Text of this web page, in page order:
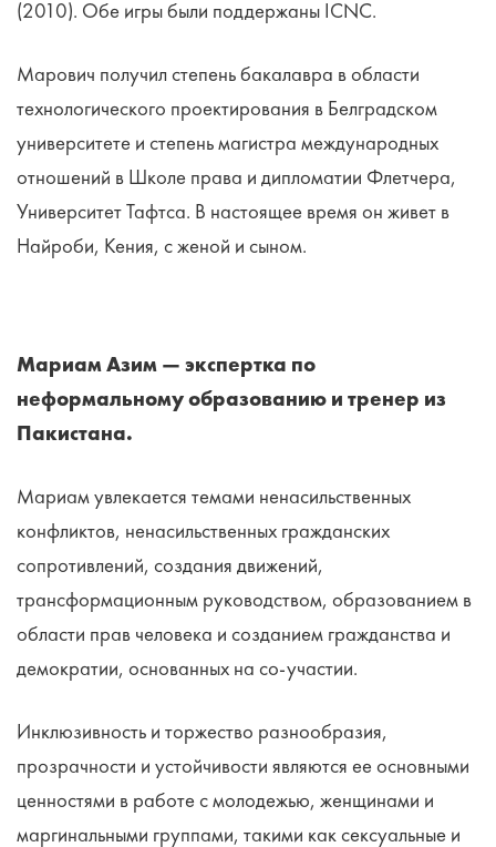
(2010). Обе игры были поддержаны ICNC.
Марович получил степень бакалавра в области
технологического проектирования в Белградском
университете и степень магистра международных
отношений в Школе права и дипломатии Флетчера,
Университет Тафтса. В настоящее время он живет в
Найроби, Кения, с женой и сыном.
Мариам Азим — экспертка по
неформальному образованию и тренер из
Пакистана.
Мариам увлекается темами ненасильственных
конфликтов, ненасильственных гражданских
сопротивлений, создания движений,
трансформационным руководством, образованием в
области прав человека и созданием гражданства и
демократии, основанных на со-участии.
Инклюзивность и торжество разнообразия,
прозрачности и устойчивости являются ее основными
ценностями в работе с молодежью, женщинами и
маргинальными группами, такими как сексуальные и